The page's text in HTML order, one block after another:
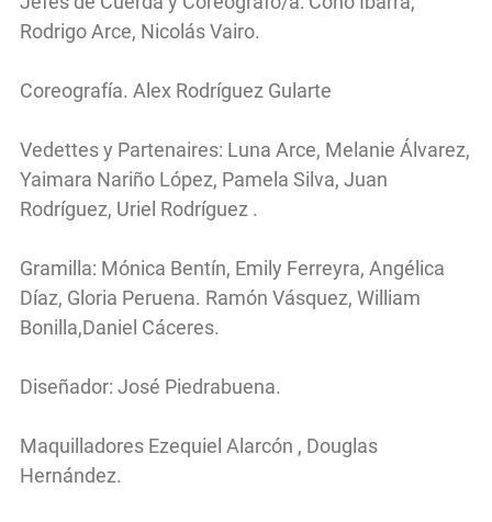
Rodrigo Arce, Nicolás Vairo.
Coreografía. Alex Rodríguez Gularte
Vedettes y Partenaires: Luna Arce, Melanie Álvarez,
Yaimara Nariño López, Pamela Silva, Juan
Rodríguez, Uriel Rodríguez .
Gramilla: Mónica Bentín, Emily Ferreyra, Angélica
Díaz, Gloria Peruena. Ramón Vásquez, William
Bonilla,Daniel Cáceres.
Diseñador: José Piedrabuena.
Maquilladores Ezequiel Alarcón , Douglas
Hernández.